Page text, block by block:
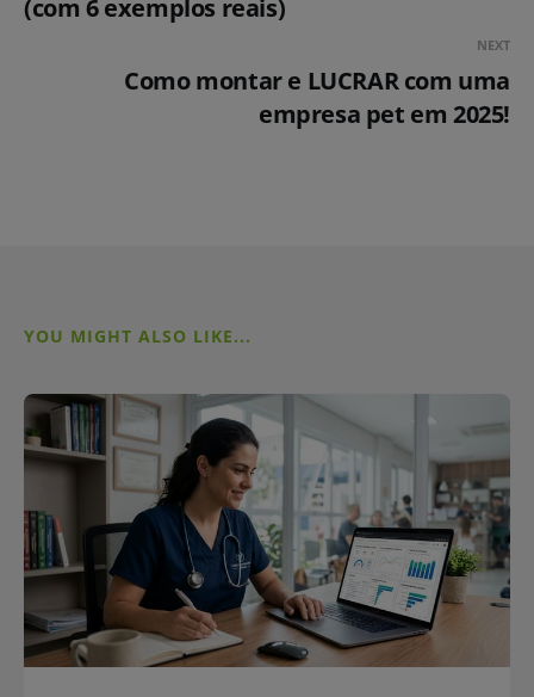
(com 6 exemplos reais)
NEXT
Como montar e LUCRAR com uma
empresa pet em 2025!
YOU MIGHT ALSO LIKE...